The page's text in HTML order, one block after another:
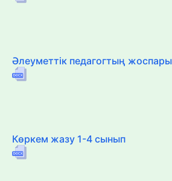
Әлеуметтік педагогтың жоспары
Көркем жазу 1-4 сынып